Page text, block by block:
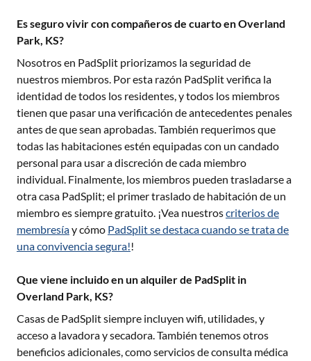
Es seguro vivir con compañeros de cuarto en Overland
Park, KS?
Nosotros en PadSplit priorizamos la seguridad de
nuestros miembros. Por esta razón PadSplit verifica la
identidad de todos los residentes, y todos los miembros
tienen que pasar una verificación de antecedentes penales
antes de que sean aprobadas. También requerimos que
todas las habitaciones estén equipadas con un candado
personal para usar a discreción de cada miembro
individual. Finalmente, los miembros pueden trasladarse a
otra casa PadSplit; el primer traslado de habitación de un
miembro es siempre gratuito. ¡Vea nuestroscriterios de
membresíay cómo PadSplit se destaca cuando se trata de
una convivencia segura!!
Que viene incluido en un alquiler de PadSplit in
Overland Park, KS?
Casas de PadSplit siempre incluyen wifi, utilidades, y
acceso a lavadora y secadora. También tenemos otros
beneficios adicionales, como servicios de consulta médica